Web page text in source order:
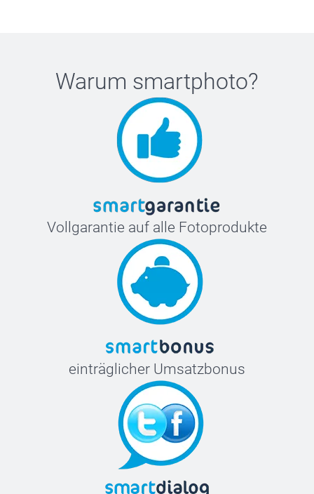
Warum smartphoto?
Vollgarantie auf alle Fotoprodukte
einträglicher Umsatzbonus